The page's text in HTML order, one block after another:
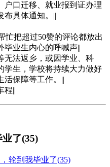
户口迁移、就业报到证办理
布具体通知。||
忙把超过50赞的评论都放出
毕业生内心的呼喊声||
无法返乡，或因学业、科
学生，学校将持续大力做好
活保障等工作。||
程||
了(35)
轮到我毕业了(35)